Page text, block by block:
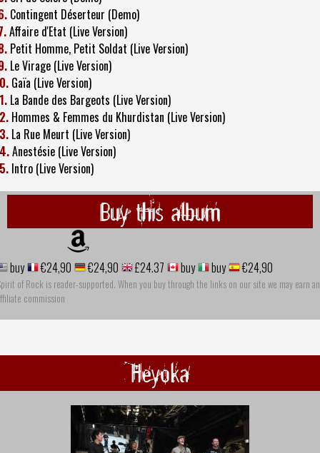
Contingent Déserteur (Demo)
Affaire d'Etat (Live Version)
Petit Homme, Petit Soldat (Live Version)
Le Virage (Live Version)
Gaïa (Live Version)
La Bande des Bargeots (Live Version)
Hommes & Femmes du Khurdistan (Live Version)
La Rue Meurt (Live Version)
Anestésie (Live Version)
Intro (Live Version)
Buy this album
buy €24,90 €24,90 £24.37 buy buy €24,90
of Rock is reader-supported. When you buy through the links on our site we may earn an
commission
Heyoka